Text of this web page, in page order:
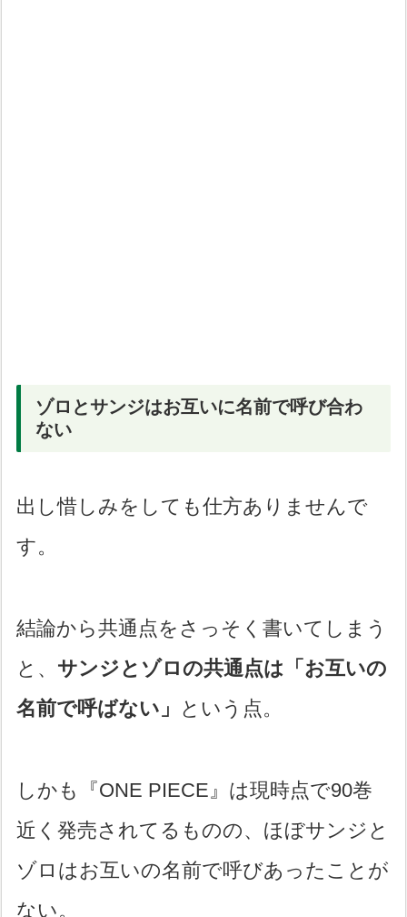
ゾロとサンジはお互いに名前で呼び合わ
ない
出し惜しみをしても仕方ありませんで
す。
結論から共通点をさっそく書いてしまう
と、 サンジとゾロの共通点は「お互いの
名前で呼ばない」 という点。
しかも『ONE PIECE』は現時点で90巻
近く発売されてるものの、ほぼサンジと
ゾロはお互いの名前で呼びあったことが
ない。